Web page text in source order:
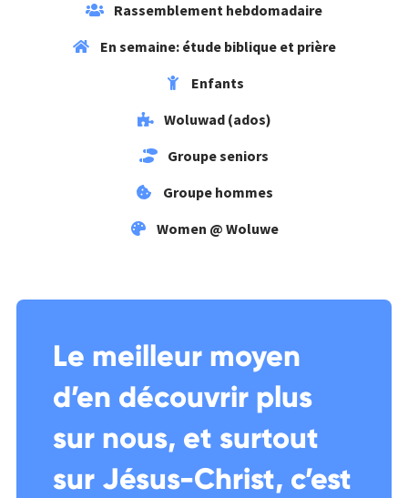
Rassemblement hebdomadaire
En semaine: étude biblique et prière
Enfants
Woluwad (ados)
Groupe seniors
Groupe hommes
Women @ Woluwe
Le meilleur moyen
d’en découvrir plus
sur nous, et surtout
sur Jésus-Christ, c’est